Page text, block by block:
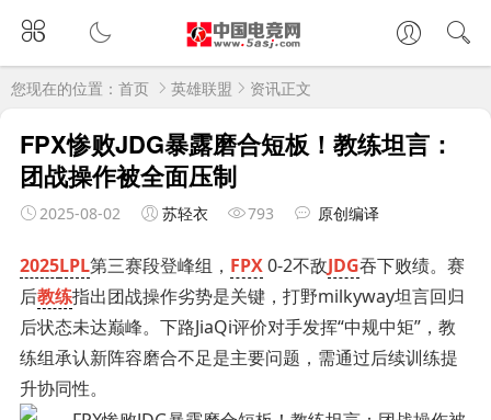
您现在的位置： 首页 英雄联盟 资讯正文
FPX惨败JDG暴露磨合短板！教练坦言：
团战操作被全面压制
2025-08-02 苏轻衣 793 原创编译
2025LPL第三赛段登峰组， FPX0-2不敌JDG吞下败绩。赛
后教练指出团战操作劣势是关键，打野milkyway坦言回归
后状态未达巅峰。下路JiaQi评价对手发挥“中规中矩”，教
练组承认新阵容磨合不足是主要问题，需通过后续训练提
升协同性。